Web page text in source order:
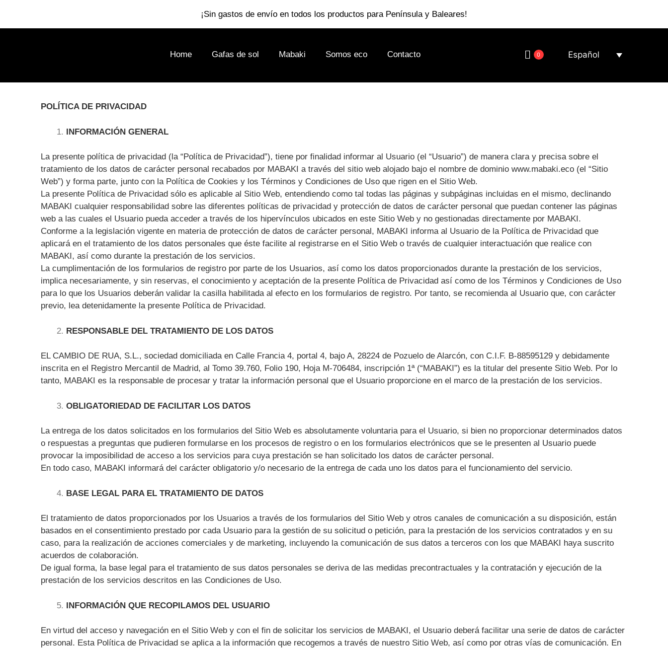
¡Sin gastos de envío en todos los productos para Península y Baleares!
Home Gafas de sol Mabaki Somos eco Contacto 0 Español
POLÍTICA DE PRIVACIDAD
INFORMACIÓN GENERAL
La presente política de privacidad (la “Política de Privacidad”), tiene por finalidad informar al Usuario (el “Usuario”) de manera clara y precisa sobre el
tratamiento de los datos de carácter personal recabados por MABAKI a través del sitio web alojado bajo el nombre de dominio www.mabaki.eco (el “Sitio
Web”) y forma parte, junto con la Política de Cookies y los Términos y Condiciones de Uso que rigen en el Sitio Web.
La presente Política de Privacidad sólo es aplicable al Sitio Web, entendiendo como tal todas las páginas y subpáginas incluidas en el mismo, declinando
MABAKI cualquier responsabilidad sobre las diferentes políticas de privacidad y protección de datos de carácter personal que puedan contener las páginas
web a las cuales el Usuario pueda acceder a través de los hipervínculos ubicados en este Sitio Web y no gestionadas directamente por MABAKI.
Conforme a la legislación vigente en materia de protección de datos de carácter personal, MABAKI informa al Usuario de la Política de Privacidad que
aplicará en el tratamiento de los datos personales que éste facilite al registrarse en el Sitio Web o través de cualquier interactuación que realice con
MABAKI, así como durante la prestación de los servicios.
La cumplimentación de los formularios de registro por parte de los Usuarios, así como los datos proporcionados durante la prestación de los servicios,
implica necesariamente, y sin reservas, el conocimiento y aceptación de la presente Política de Privacidad así como de los Términos y Condiciones de Uso
para lo que los Usuarios deberán validar la casilla habilitada al efecto en los formularios de registro. Por tanto, se recomienda al Usuario que, con carácter
previo, lea detenidamente la presente Política de Privacidad.
RESPONSABLE DEL TRATAMIENTO DE LOS DATOS
EL CAMBIO DE RUA, S.L., sociedad domiciliada en Calle Francia 4, portal 4, bajo A, 28224 de Pozuelo de Alarcón, con C.I.F. B-88595129 y debidamente
inscrita en el Registro Mercantil de Madrid, al Tomo 39.760, Folio 190, Hoja M-706484, inscripción 1ª (“MABAKI”) es la titular del presente Sitio Web. Por lo
tanto, MABAKI es la responsable de procesar y tratar la información personal que el Usuario proporcione en el marco de la prestación de los servicios.
OBLIGATORIEDAD DE FACILITAR LOS DATOS
La entrega de los datos solicitados en los formularios del Sitio Web es absolutamente voluntaria para el Usuario, si bien no proporcionar determinados datos
o respuestas a preguntas que pudieren formularse en los procesos de registro o en los formularios electrónicos que se le presenten al Usuario puede
provocar la imposibilidad de acceso a los servicios para cuya prestación se han solicitado los datos de carácter personal.
En todo caso, MABAKI informará del carácter obligatorio y/o necesario de la entrega de cada uno los datos para el funcionamiento del servicio.
BASE LEGAL PARA EL TRATAMIENTO DE DATOS
El tratamiento de datos proporcionados por los Usuarios a través de los formularios del Sitio Web y otros canales de comunicación a su disposición, están
basados en el consentimiento prestado por cada Usuario para la gestión de su solicitud o petición, para la prestación de los servicios contratados y en su
caso, para la realización de acciones comerciales y de marketing, incluyendo la comunicación de sus datos a terceros con los que MABAKI haya suscrito
acuerdos de colaboración.
De igual forma, la base legal para el tratamiento de sus datos personales se deriva de las medidas precontractuales y la contratación y ejecución de la
prestación de los servicios descritos en las Condiciones de Uso.
INFORMACIÓN QUE RECOPILAMOS DEL USUARIO
En virtud del acceso y navegación en el Sitio Web y con el fin de solicitar los servicios de MABAKI, el Usuario deberá facilitar una serie de datos de carácter
personal. Esta Política de Privacidad se aplica a la información que recogemos a través de nuestro Sitio Web, así como por otras vías de comunicación. En